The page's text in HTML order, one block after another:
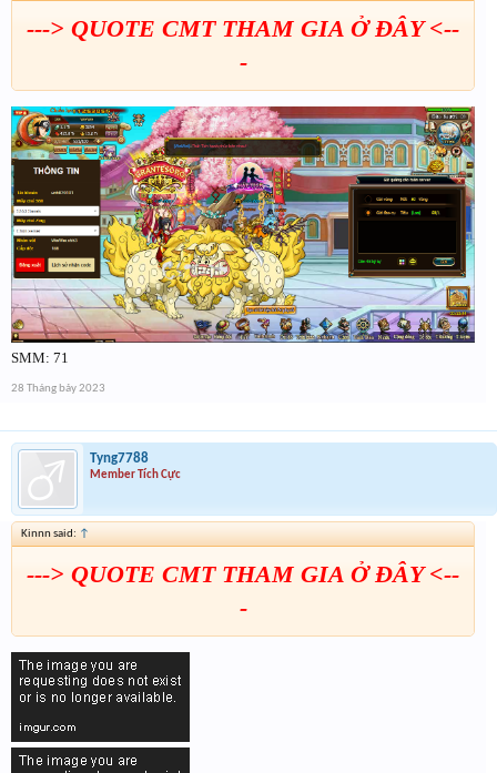
---> QUOTE CMT THAM GIA Ở ĐÂY <--
-
SMM: 71
28 Tháng bảy 2023
Tyng7788
Member Tích Cực
Kinnn said: ↑
---> QUOTE CMT THAM GIA Ở ĐÂY <--
-